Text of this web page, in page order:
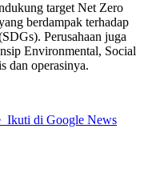
target Net Zero
berdampak terhadap
Perusahaan juga
Environmental, Social
dan operasinya.
Ikuti di Google News